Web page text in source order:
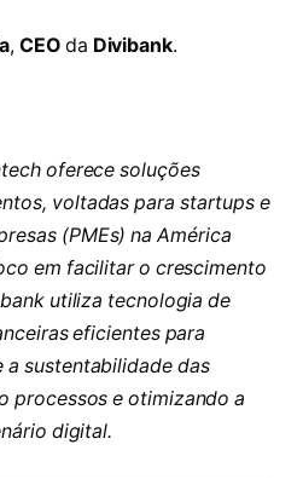
,CEOda Divibank.
oferece soluções
voltadas para startups e
(PMEs) na América
em facilitar o crescimento
utiliza tecnologia de
eficientes para
a sustentabilidade das
processos e otimizando a
digital.